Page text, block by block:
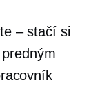
– stačí si